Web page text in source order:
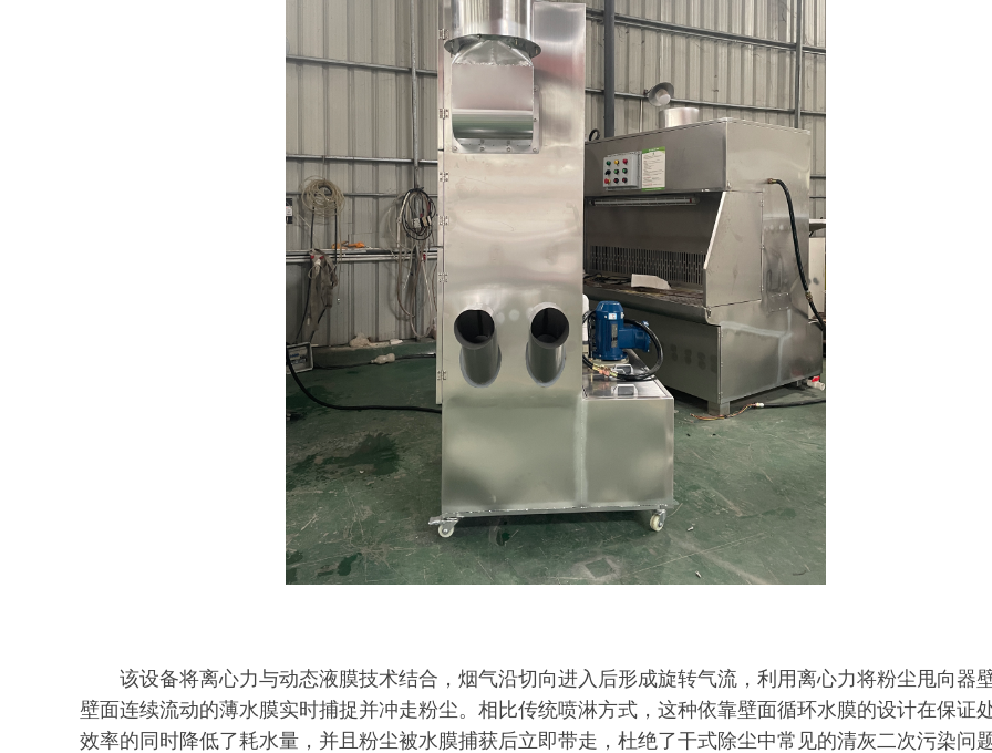
该设备将离心力与动态液膜技术结合，烟气沿切向进入后形成旋转气流，利用离心力将粉尘甩向器壁
壁面连续流动的薄水膜实时捕捉并冲走粉尘。相比传统喷淋方式，这种依靠壁面循环水膜的设计在保证
效率的同时降低了耗水量，并且粉尘被水膜捕获后立即带走，杜绝了干式除尘中常见的清灰二次污染问题